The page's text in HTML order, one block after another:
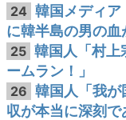
24 韓国メディ
に韓半島の男の血
25 韓国人「村上
ームラン！」
26 韓国人「我
収が本当に深刻